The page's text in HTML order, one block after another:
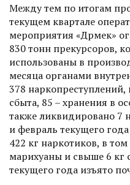
Между тем по итогам
текущем квартале
мероприятия «Дәрмек»
830 тонн прекурсоров,
использованы в
месяца органами
378 наркопреступлений,
сбыта, 85 – хранения в
также ликвидировано 7
и февраль текущего
422 кг наркотиков, в
марихуаны и свыше 6 кг
текущего года изъято